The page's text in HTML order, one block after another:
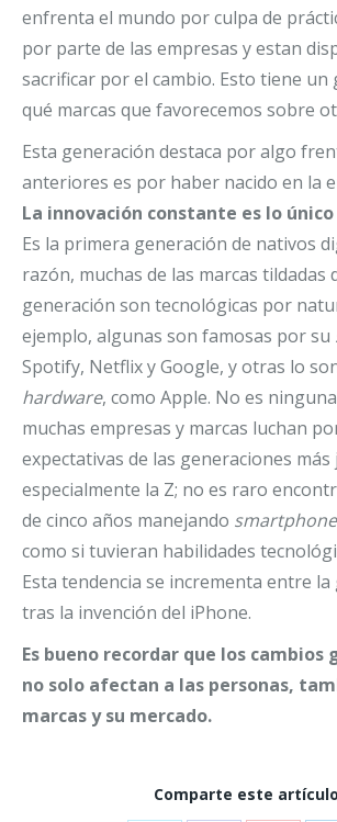
enfrenta el mundo por culpa de
por parte de las empresas y estan
sacrificar por el cambio. Esto tiene un
qué marcas que favorecemos sobre
Esta generación destaca por algo
anteriores es por haber nacido en la
La innovación constante es lo único
Es la primera generación de nativos
razón, muchas de las marcas tildadas
generación son tecnológicas por
ejemplo, algunas son famosas por su
Spotify, Netflix y Google, y otras lo
hardware, como Apple. No es
muchas empresas y marcas luchan
expectativas de las generaciones más
especialmente la Z; no es raro
de cinco años manejando
como si tuvieran habilidades
Esta tendencia se incrementa entre la
tras la invención del iPhone.
Es bueno recordar que los cambios
no solo afectan a las personas,
marcas y su mercado.
Comparte este artículo